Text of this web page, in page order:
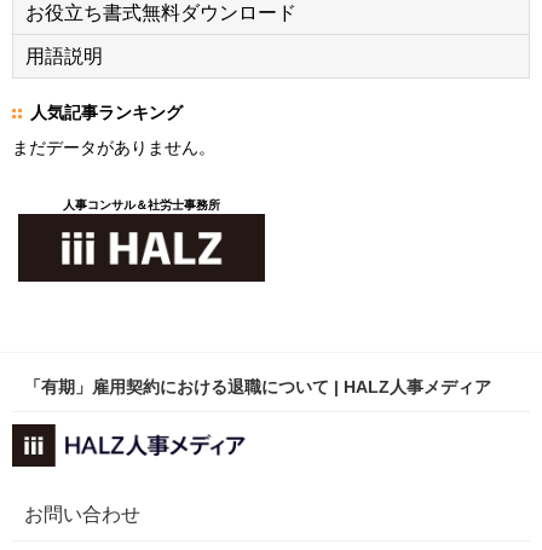
お役立ち書式無料ダウンロード
用語説明
人気記事ランキング
まだデータがありません。
人事コンサル＆社労士事務所
「有期」雇用契約における退職について | HALZ人事メディア
お問い合わせ